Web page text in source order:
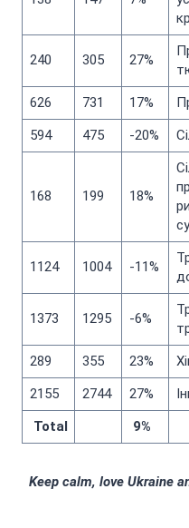
240 305 27%
626
731 17%
594
475 -20%
168 199 18%
1124 1004 -11%
1373 1295 -6%
289
355 23%
2155
2744 27%
Total
9%
Keep calm, love Ukraine